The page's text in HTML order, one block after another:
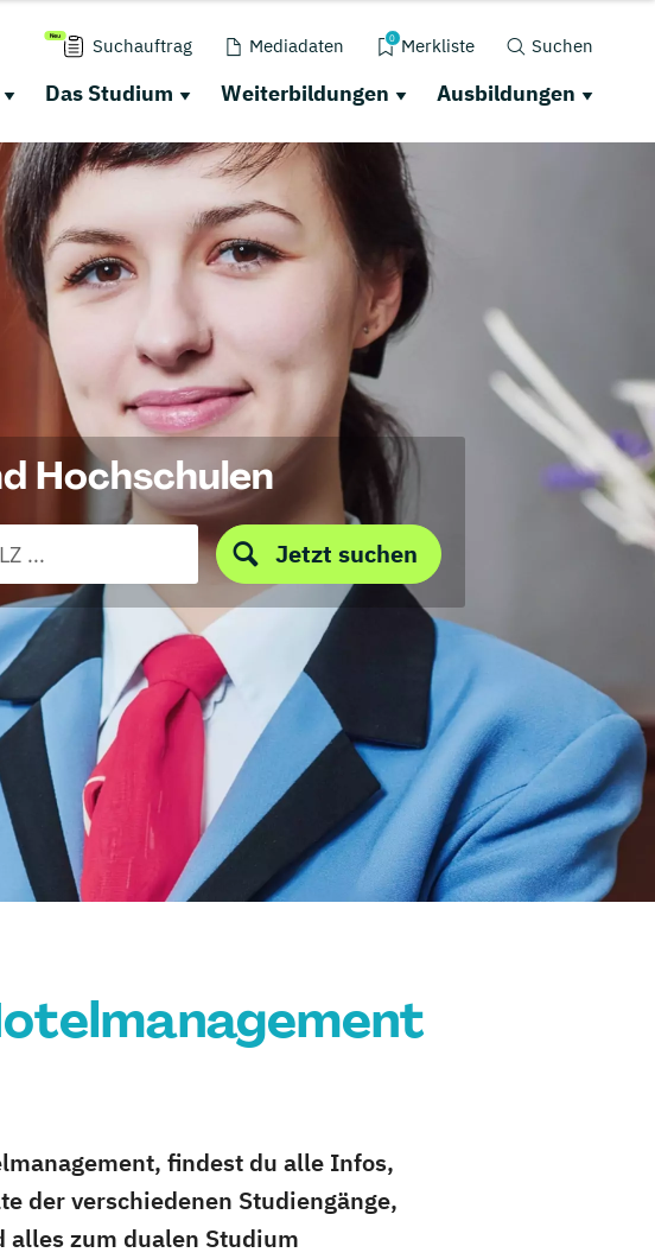
Suchauftrag Mediadaten 0 Merkliste Suchen
Das Studium Weiterbildungen Ausbildungen
Hochschulen
Jetzt suchen
findest du alle Infos,
der verschiedenen Studiengänge,
alles zum dualen Studium